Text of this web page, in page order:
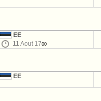
EE
11 Aout 1700
EE